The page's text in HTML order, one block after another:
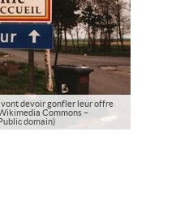
vont devoir gonfler leur offre
Commons –
domain)